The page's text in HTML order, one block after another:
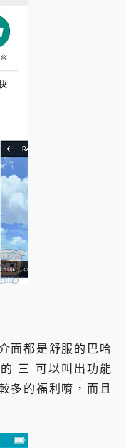
面都是舒服的巴哈
三 可以叫出功能
多的福利唷，而且